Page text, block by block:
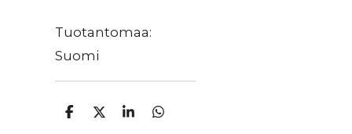
Tuotantomaa:
Suomi
J
J
J
J